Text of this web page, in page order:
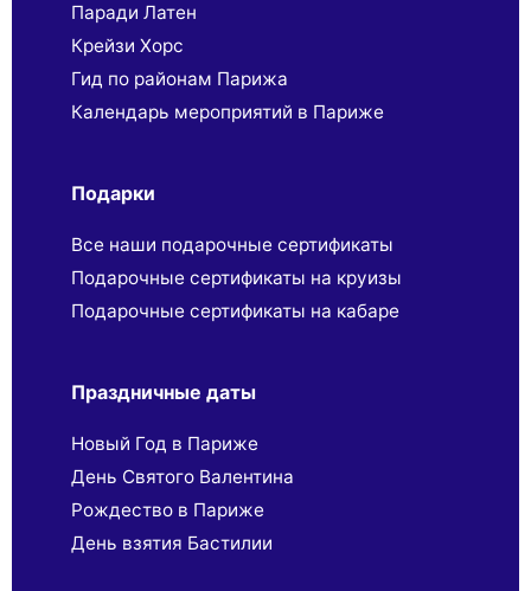
Паради Латен
Крейзи Хорс
Гид по районам Парижа
Календарь мероприятий в Париже
Подарки
Все наши подарочные сертификаты
Подарочные сертификаты на круизы
Подарочные сертификаты на кабаре
Праздничные даты
Новый Год в Париже
День Святого Валентина
Рождество в Париже
День взятия Бастилии